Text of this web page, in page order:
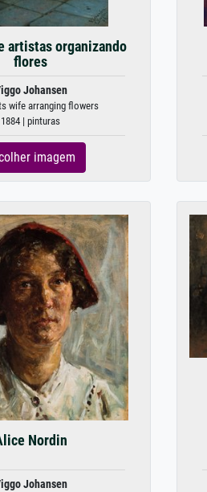
artistas organizando
flores
Johansen
wife arranging flowers
1884 | pinturas
imagem
Nordin
Johansen